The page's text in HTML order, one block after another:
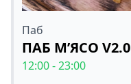
Паб
ПАБ М’ЯСО V2.0
12:00 - 23:00